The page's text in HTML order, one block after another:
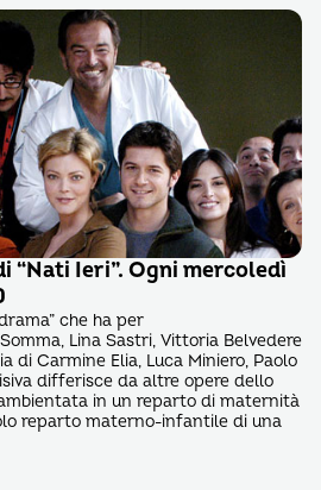
“Nati Ieri”. Ogni mercoledì
che ha per
Lina Sastri, Vittoria Belvedere
di Carmine Elia, Luca Miniero, Paolo
differisce da altre opere dello
in un reparto di maternità
reparto materno-infantile di una